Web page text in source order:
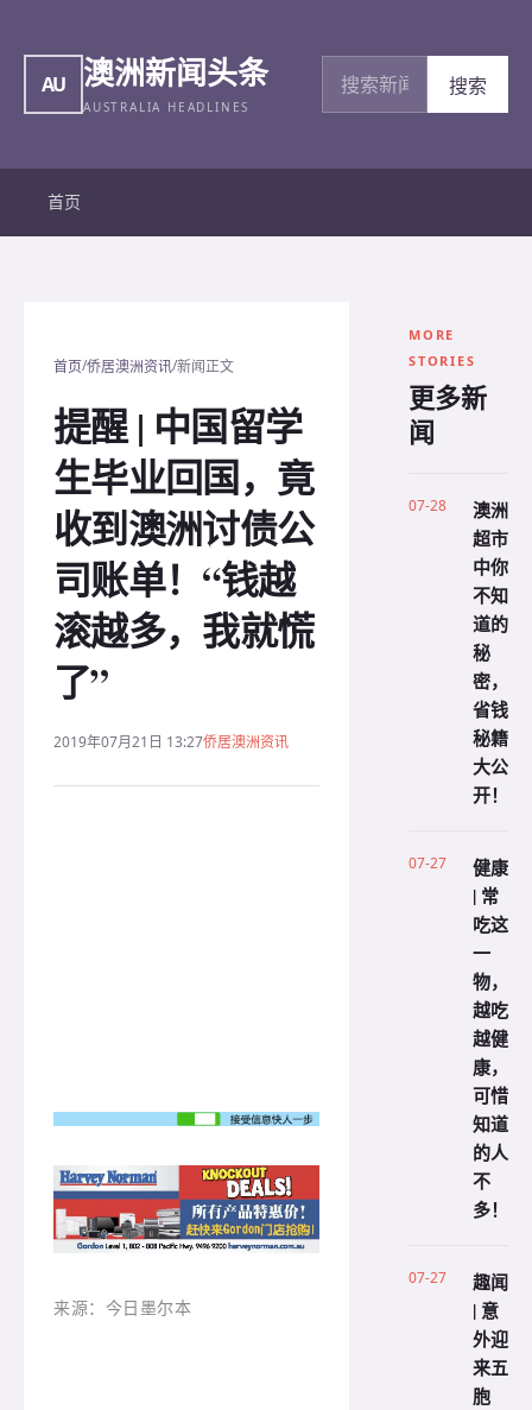
AU 澳洲新闻头条
AUSTRALIA HEADLINES
搜索新闻
搜索
首页
首页/侨居澳洲资讯/新闻正文
提醒 | 中国留学
生毕业回国，竟
收到澳洲讨债公
司账单！“钱越
滚越多，我就慌
了”
2019年07月21日 13:27侨居澳洲资讯
来源：今日墨尔本
MORE
STORIES
更多新
闻
07-28
澳洲
超市
中你
不知
道的
秘
密，
省钱
秘籍
大公
开！
07-27
健康
| 常
吃这
一
物，
越吃
越健
康，
可惜
知道
的人
不
多！
07-27
趣闻
| 意
外迎
来五
胞